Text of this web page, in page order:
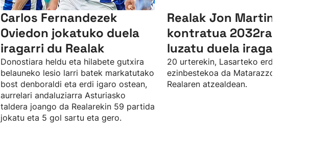
Carlos Fernandezek
Oviedon jokatuko duela
iragarri du Realak
Donostiara heldu eta hilabete gutxira
belauneko lesio larri batek markatutako
bost denboraldi eta erdi igaro ostean,
aurrelari andaluziarra Asturiasko
taldera joango da Realarekin 59 partida
jokatu eta 5 gol sartu eta gero.
Realak Jon Martinen
kontratua 2032ra arte
luzatu duela iragarri du
20 urterekin, Lasarteko erdiko
ezinbestekoa da Matarazzorentzat
Realaren atzealdean.